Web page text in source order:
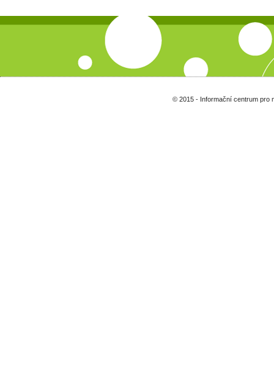
© 2015 - Informační centrum pro